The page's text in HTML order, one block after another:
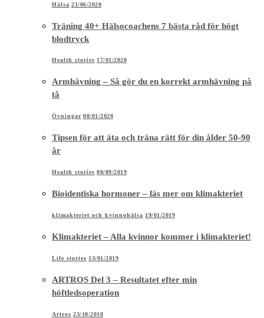
Hälsa 21/06/2020
Träning 40+ Hälsocoachens 7 bästa råd för högt
blodtryck
Health stories 17/01/2020
Armhävning – Så gör du en korrekt armhävning på
tå
Övningar 08/01/2020
Tipsen för att äta och träna rätt för din ålder 50-90
år
Health stories 08/09/2019
Bioidentiska hormoner – läs mer om klimakteriet
klimakteriet och kvinnohälsa 19/01/2019
Klimakteriet – Alla kvinnor kommer i klimakteriet!
Life stories 13/01/2019
ARTROS Del 3 – Resultatet efter min
höftledsoperation
Artros 23/10/2018